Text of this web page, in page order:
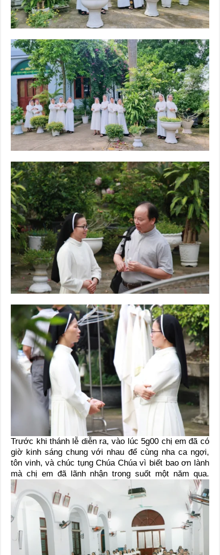
Trước khi thánh lễ diễn ra, vào lúc 5g00 chị em đã có
giờ kinh sáng chung với nhau để cùng nha ca ngợi,
tôn vinh, và chúc tụng Chúa Chúa vì biết bao ơn lành
mà chị em đã lãnh nhận trong suốt một năm qua.